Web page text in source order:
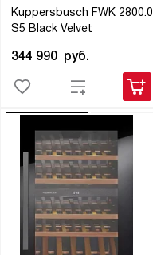
Kuppersbusch FWK 2800.0
S5 Black Velvet
344 990 руб.